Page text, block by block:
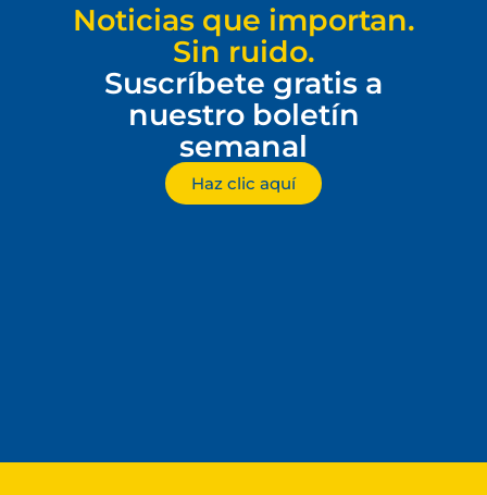
Noticias que importan.
Sin ruido.
Suscríbete gratis a
nuestro boletín
semanal
Haz clic aquí